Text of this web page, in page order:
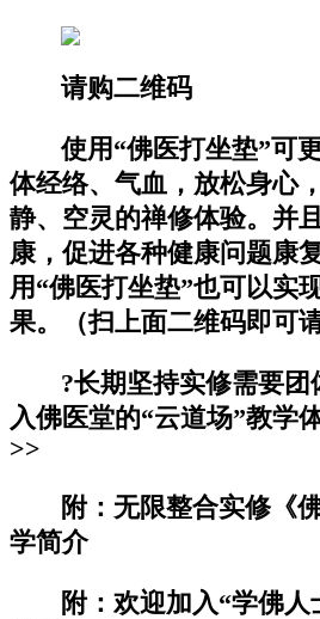
请购二维码
使用“佛医打坐垫”可
体经络、气血，放松身心
静、空灵的禅修体验。并
康，促进各种健康问题康
用“佛医打坐垫”也可以实
果。（扫上面二维码即可请
?长期坚持实修需要
入佛医堂的“云道场”教学
>>
附：无限整合实修《
学简介
附：欢迎加入“学佛